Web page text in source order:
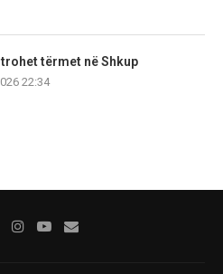
tërmet në Shkup
22:34